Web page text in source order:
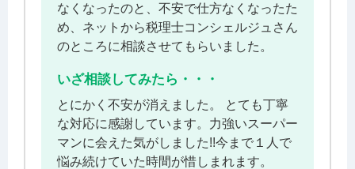
なくなったのと、不安で仕方なくなったた
め、ネットから税理士コンシェルジュさん
のところに相談させてもらいました。
いざ相談してみたら・・・
とにかく不安が消えました。 とても丁寧
な対応に感謝しています。力強いスーパー
マンに会えた気がしました!!今まで１人で
悩み続けていた時間が惜しまれます。